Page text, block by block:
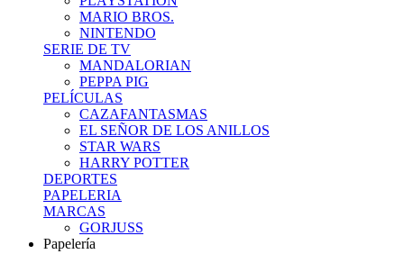
MARIO BROS.
NINTENDO
SERIE DE TV
MANDALORIAN
PEPPA PIG
PELÍCULAS
CAZAFANTASMAS
EL SEÑOR DE LOS ANILLOS
STAR WARS
HARRY POTTER
DEPORTES
PAPELERIA
MARCAS
GORJUSS
Papelería